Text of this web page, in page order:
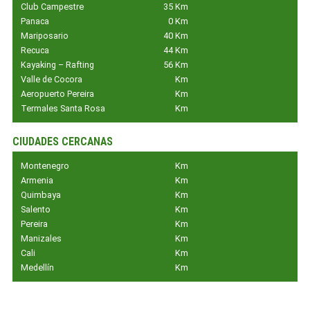
Club Campestre
35 Km
Panaca
0 Km
Mariposario
40 Km
Recuca
44 Km
Kayaking – Rafting
56 Km
Valle de Cocora
Km
Aeropuerto Pereira
Km
Termales Santa Rosa
Km
CIUDADES CERCANAS
Montenegro
Km
Armenia
Km
Quimbaya
Km
Salento
Km
Pereira
Km
Manizales
Km
Cali
Km
Medellín
Km